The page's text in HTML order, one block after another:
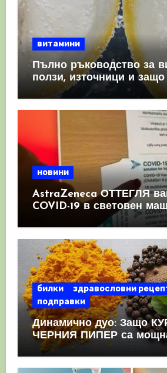
витамини
Пълно ръководство за
ползи, източници и
имунната система
новини
AstraZeneca ОТТЕГЛЯ
COVID-19 в световен
като призна, че те
билки
здравословни
подправки
Динамично дуо: Защо
ЧЕРНИЯ ПИПЕР са
комбинация